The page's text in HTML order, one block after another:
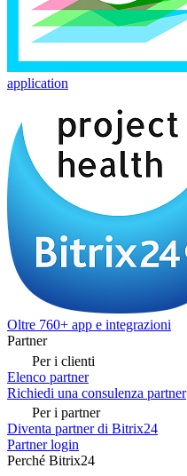
application
Oltre 760+ app e integrazioni
Partner
Per i clienti
Elenco partner
Richiedi una consulenza partner
Per i partner
Diventa partner di Bitrix24
Partner login
Perché Bitrix24